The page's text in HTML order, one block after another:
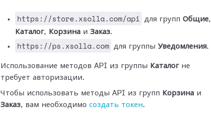
https://store.xsolla.com/api для групп Общие,
Каталог, Корзина и Заказ.
https://ps.xsolla.com для группы Уведомления.
Использование методов API из группы Каталогне
требует авторизации.
Чтобы использовать методы API из групп Корзина и
Заказ, вам необходимо создать токен.